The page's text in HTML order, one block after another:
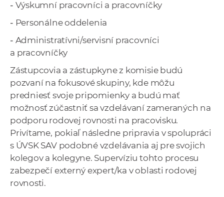
- Výskumní pracovníci a pracovníčky
- Personálne oddelenia
- Administratívni/servisní pracovníci
a pracovníčky
Zástupcovia a zástupkyne z komisie budú
pozvaní na fokusové skupiny, kde môžu
predniesť svoje pripomienky a budú mať
možnosť zúčastniť sa vzdelávaní zameraných na
podporu rodovej rovnosti na pracovisku.
Privítame, pokiaľ následne pripravia v spolupráci
s ÚVSK SAV podobné vzdelávania aj pre svojich
kolegov a kolegyne. Supervíziu tohto procesu
zabezpečí externý expert/ka v oblasti rodovej
rovnosti.